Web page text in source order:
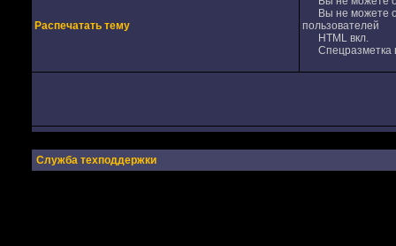
Распечатать тему
Вы не можете
пользователей
HTML вкл.
Спецразметка
Служба техподдержки